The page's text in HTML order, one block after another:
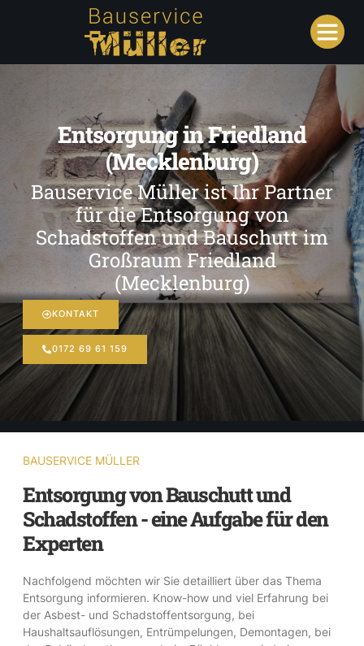
Entsorgung in Friedland
(Mecklenburg)
Bauservice Müller ist Ihr Partner
für die Entsorgung von
Schadstoffen und Bauschutt im
Großraum Friedland
(Mecklenburg)
KONTAKT
0172 69 61 159
BAUSERVICE MÜLLER
Entsorgung von Bauschutt und
Schadstoffen - eine Aufgabe für den
Experten
Nachfolgend möchten wir Sie detailliert über das Thema
Entsorgung informieren. Know-how und viel Erfahrung bei
der Asbest- und Schadstoffentsorgung, bei
Haushaltsauflösungen, Entrümpelungen, Demontagen, bei